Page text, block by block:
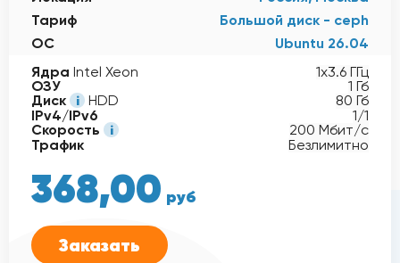
Тариф
Большой диск - ceph
ОС
Ubuntu 26.04
Ядра Intel Xeon
1x3.6 ГГц
ОЗУ
1 Гб
Диск
HDD
80 Гб
IPv4/IPv6
1/1
Скорость
200 Мбит/с
Трафик
Безлимитно
368,00 руб-15%
368,00 руб
Заказать